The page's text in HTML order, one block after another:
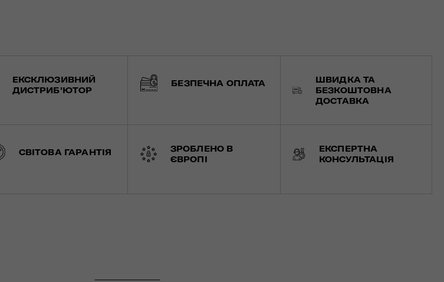
ЕКСКЛЮЗИВНИЙ
ДИСТРИБ'ЮТОР
БЕЗПЕЧНА ОПЛАТА
ШВИДКА ТА
БЕЗКОШТОВНА
ДОСТАВКА
СВІТОВА ГАРАНТІЯ
ЗРОБЛЕНО В
ЄВРОПІ
ЕКСПЕРТНА
КОНСУЛЬТАЦІЯ